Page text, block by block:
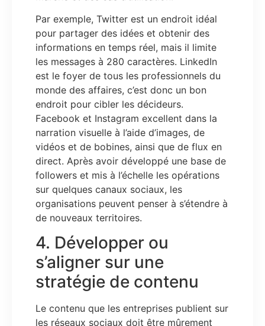
Par exemple, Twitter est un endroit idéal
pour partager des idées et obtenir des
informations en temps réel, mais il limite
les messages à 280 caractères. LinkedIn
est le foyer de tous les professionnels du
monde des affaires, c’est donc un bon
endroit pour cibler les décideurs.
Facebook et Instagram excellent dans la
narration visuelle à l’aide d’images, de
vidéos et de bobines, ainsi que de flux en
direct. Après avoir développé une base de
followers et mis à l’échelle les opérations
sur quelques canaux sociaux, les
organisations peuvent penser à s’étendre à
de nouveaux territoires.
4. Développer ou
s’aligner sur une
stratégie de contenu
Le contenu que les entreprises publient sur
les réseaux sociaux doit être mûrement